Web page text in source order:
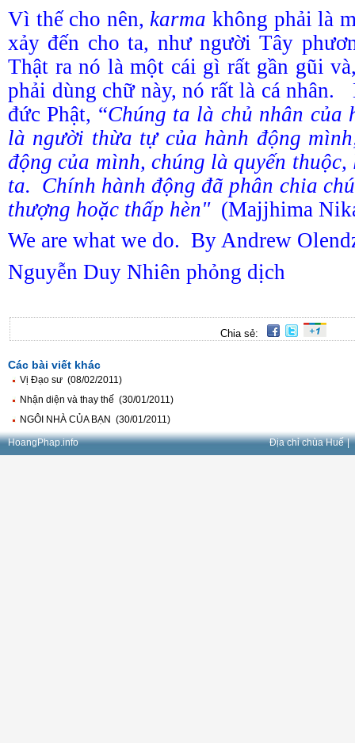
Vì thế cho nên, karma không phải là
xảy đến cho ta, như người Tây
Thật ra nó là một cái gì rất gần gũi
phải dùng chữ này, nó rất là cá nhân.
đức Phật, “Chúng ta là chủ nhân của
là người thừa tự của hành động
động của mình, chúng là quyến
ta. Chính hành động đã phân chia
thượng hoặc thấp hèn" (Majjhima
We are what we do. By Andrew
Nguyễn Duy Nhiên phỏng dịch
Chia sẻ:
Các bài viết khác
Vị Đạo sư (08/02/2011)
Nhận diện và thay thế (30/01/2011)
NGÔI NHÀ CỦA BẠN (30/01/2011)
HoangPhap.info Địa chỉ chùa Huế |